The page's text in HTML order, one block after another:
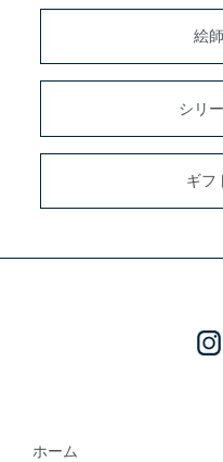
絵
シリ
ギフ
ホーム